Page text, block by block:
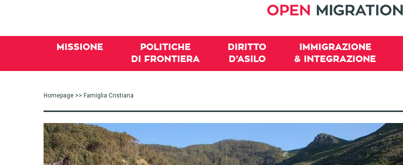
MISSIONE
POLITICHE
DI FRONTIERA
DIRITTO
D’ASILO
IMMIGRAZIONE
& INTEGRAZIONE
Homepage >> Famiglia Cristiana